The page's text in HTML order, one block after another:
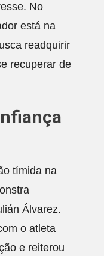
No
está na
readquirir
recuperar de
tímida na
Álvarez.
o atleta
e reiterou